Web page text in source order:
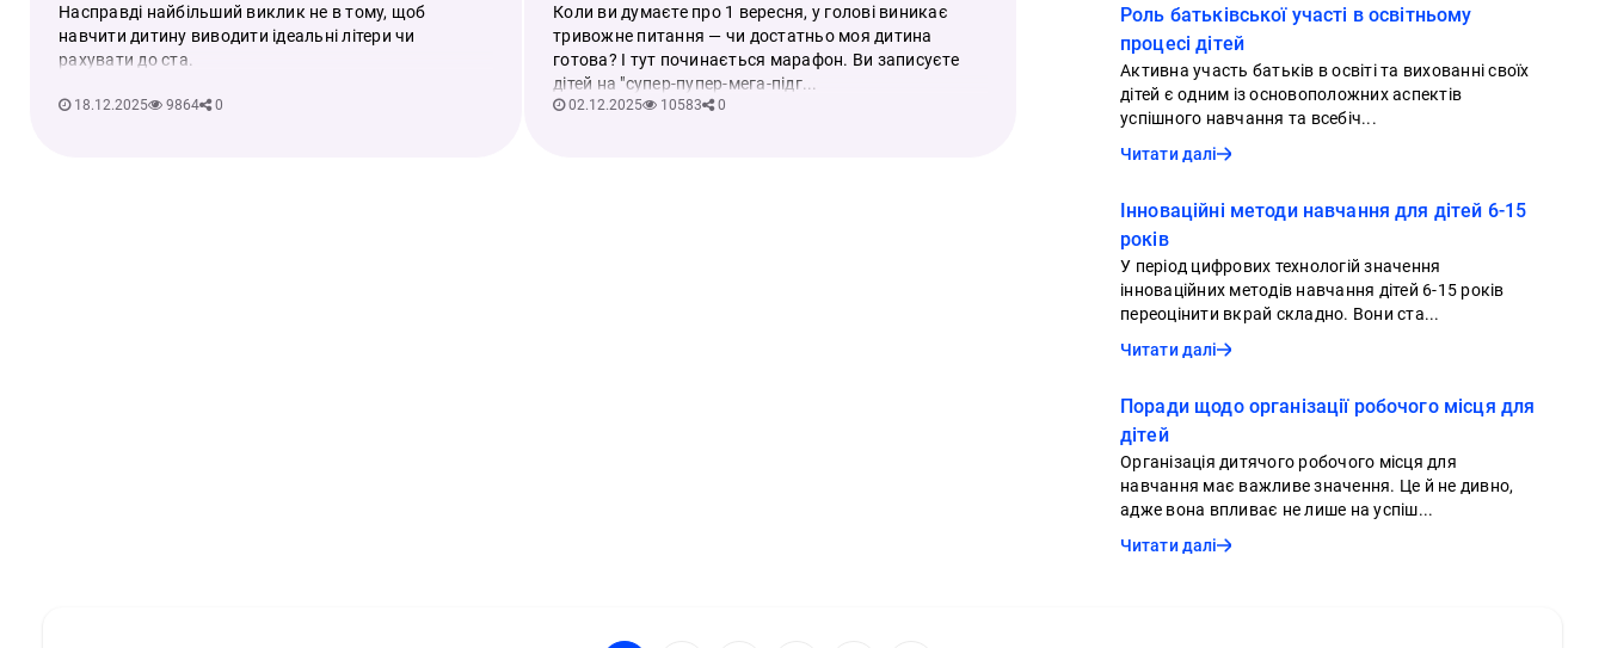
Насправді найбільший виклик не в тому, щоб
навчити дитину виводити ідеальні літери чи
рахувати до ста.
18.12.2025 9864 0
Коли ви думаєте про 1 вересня, у голові виникає
тривожне питання — чи достатньо моя дитина
готова? І тут починається марафон. Ви записуєте
дітей на "супер-пупер-мега-підг...
02.12.2025 10583 0
Роль батьківської участі в освітньому
процесі дітей
Активна участь батьків в освіті та вихованні своїх
дітей є одним із основоположних аспектів
успішного навчання та всебіч...
Читати далі
Інноваційні методи навчання для дітей 6-15
років
У період цифрових технологій значення
інноваційних методів навчання дітей 6-15 років
переоцінити вкрай складно. Вони ста...
Читати далі
Поради щодо організації робочого місця для
дітей
Організація дитячого робочого місця для
навчання має важливе значення. Це й не дивно,
адже вона впливає не лише на успіш...
Читати далі